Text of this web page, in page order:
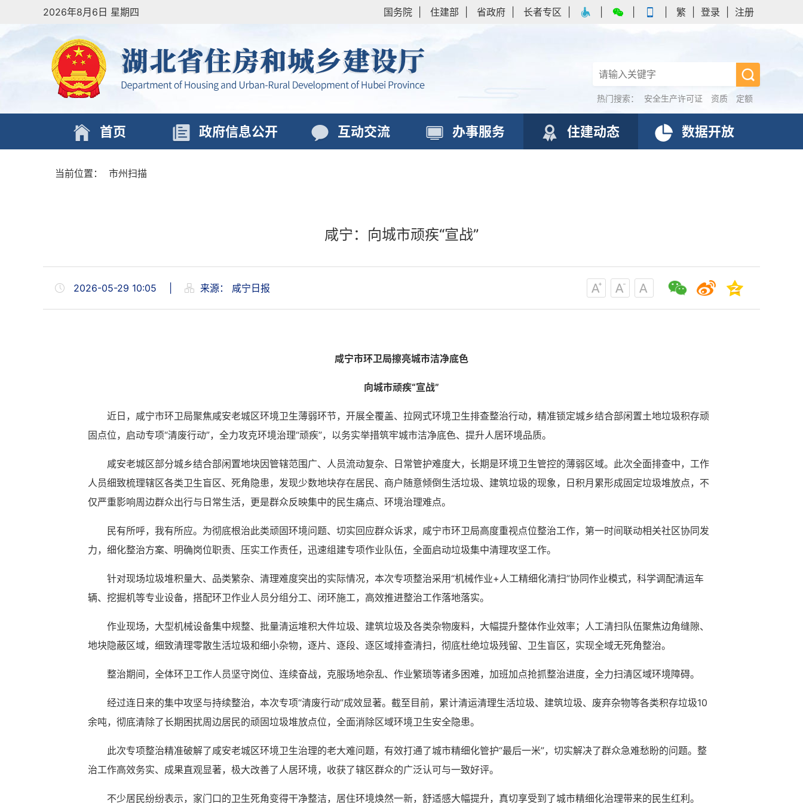
2026年8月6日 星期四 国务院 住建部 省政府 长者专区 繁 登录 注册
热门搜索： 安全生产许可证 资质 定额
首页 政府信息公开 互动交流 办事服务 住建动态 数据开放
当前位置： 市州扫描
咸宁：向城市顽疾“宣战”
2026-05-29 10:05 来源： 咸宁日报
咸宁市环卫局擦亮城市洁净底色
向城市顽疾“宣战”
近日，咸宁市环卫局聚焦咸安老城区环境卫生薄弱环节，开展全覆盖、拉网式环境卫生排查整治行动，精准锁定城乡结合部闲置土地垃圾积存顽
固点位，启动专项“清废行动”，全力攻克环境治理“顽疾”，以务实举措筑牢城市洁净底色、提升人居环境品质。
咸安老城区部分城乡结合部闲置地块因管辖范围广、人员流动复杂、日常管护难度大，长期是环境卫生管控的薄弱区域。此次全面排查中，工作
人员细致梳理辖区各类卫生盲区、死角隐患，发现少数地块存在居民、商户随意倾倒生活垃圾、建筑垃圾的现象，日积月累形成固定垃圾堆放点，不
仅严重影响周边群众出行与日常生活，更是群众反映集中的民生痛点、环境治理难点。
民有所呼，我有所应。为彻底根治此类顽固环境问题、切实回应群众诉求，咸宁市环卫局高度重视点位整治工作，第一时间联动相关社区协同发
力，细化整治方案、明确岗位职责、压实工作责任，迅速组建专项作业队伍，全面启动垃圾集中清理攻坚工作。
针对现场垃圾堆积量大、品类繁杂、清理难度突出的实际情况，本次专项整治采用“机械作业+人工精细化清扫”协同作业模式，科学调配清运车
辆、挖掘机等专业设备，搭配环卫作业人员分组分工、闭环施工，高效推进整治工作落地落实。
作业现场，大型机械设备集中规整、批量清运堆积大件垃圾、建筑垃圾及各类杂物废料，大幅提升整体作业效率；人工清扫队伍聚焦边角缝隙、
地块隐蔽区域，细致清理零散生活垃圾和细小杂物，逐片、逐段、逐区域排查清扫，彻底杜绝垃圾残留、卫生盲区，实现全域无死角整治。
整治期间，全体环卫工作人员坚守岗位、连续奋战，克服场地杂乱、作业繁琐等诸多困难，加班加点抢抓整治进度，全力扫清区域环境障碍。
经过连日来的集中攻坚与持续整治，本次专项“清废行动”成效显著。截至目前，累计清运清理生活垃圾、建筑垃圾、废弃杂物等各类积存垃圾10
余吨，彻底清除了长期困扰周边居民的顽固垃圾堆放点位，全面消除区域环境卫生安全隐患。
此次专项整治精准破解了咸安老城区环境卫生治理的老大难问题，有效打通了城市精细化管护“最后一米”，切实解决了群众急难愁盼的问题。整
治工作高效务实、成果直观显著，极大改善了人居环境，收获了辖区群众的广泛认可与一致好评。
不少居民纷纷表示，家门口的卫生死角变得干净整洁，居住环境焕然一新，舒适感大幅提升，真切享受到了城市精细化治理带来的民生红利。